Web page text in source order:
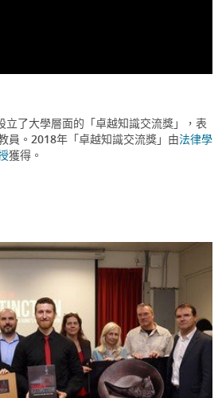
了大學層面的「卓越知識交流獎」，表
員。2018年「卓越知識交流獎」由法律學
獲得。